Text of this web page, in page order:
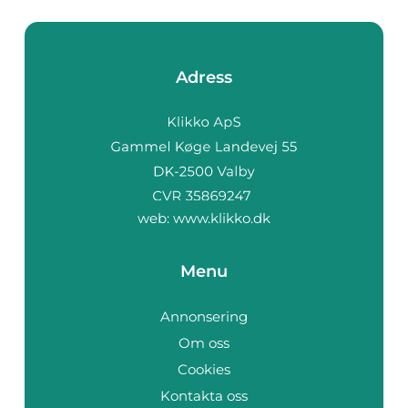
Adress
web: www.klikko.dk
Menu
Annonsering
Om oss
Cookies
Kontakta oss